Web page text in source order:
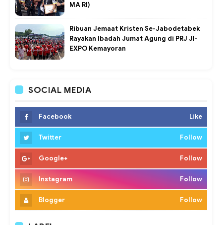
MA RI)
Ribuan Jemaat Kristen Se-Jabodetabek
Rayakan Ibadah Jumat Agung di PRJ JI-
EXPO Kemayoran
SOCIAL MEDIA
Facebook Like
Twitter Follow
Google+ Follow
Instagram Follow
Blogger Follow